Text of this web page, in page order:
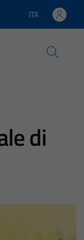
Lingua attiva:
ITA
di